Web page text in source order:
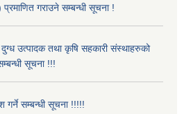
गराउने सम्बन्धी सूचना !
उत्पादक तथा कृषि सहकारी संस्थाहरुको
सूचना !!!
गर्ने सम्बन्धी सूचना !!!!!